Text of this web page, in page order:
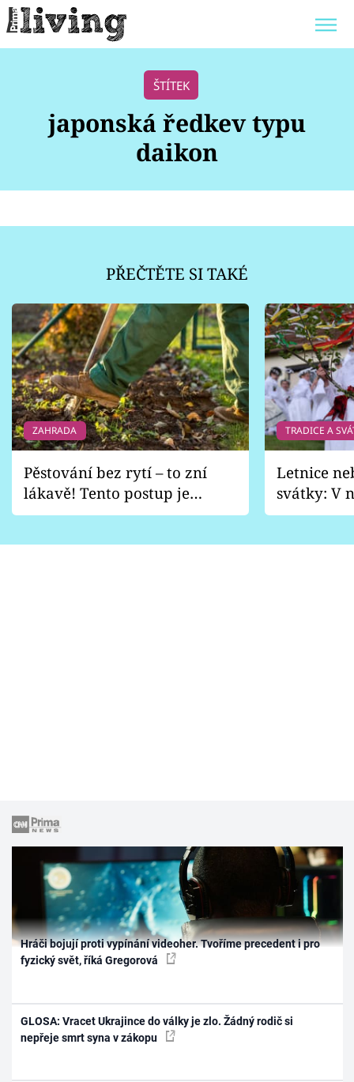
POKOJOVÉ KVĚTINY
ZAHRADA
Design
Sledujte prima+
Přihlášení
Sledujte nás
ŠTÍTEK
japonská ředkev typu
daikon
PŘEČTĚTE SI TAKÉ
ZAHRADA
Pěstování bez rytí – to zní
lákavě! Tento postup je
vhodný jen pro některé
TRADICE A
Letnice
svátky: V
pondělí
Hráči bojují proti vypínání videoher. Tvoříme precedent i pro
fyzický svět, říká Gregorová
GLOSA: Vracet Ukrajince do války je zlo. Žádný rodič si
nepřeje smrt syna v zákopu